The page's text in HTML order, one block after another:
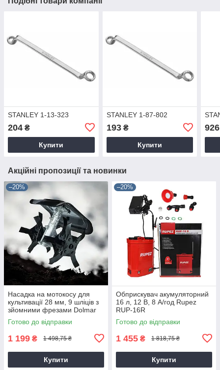
STANLEY 1-13-323
204 ₴
Купити
STANLEY 1-87-802
193₴
Купити
926
Акційні пропозиції та новинки
–20%
Насадка на мотокосу для
культивації 28 мм, 9 шліців з
зйомними фрезами Dolmar
9T28
Готово до відправки
1 199 ₴ 1 498,75 ₴
Купити
–20%
Обприскувач акумуляторний
16 л, 12 В, 8 А/год Rupez
RUP-16R
Готово до відправки
1 455 ₴ 1 818,75 ₴
Купити